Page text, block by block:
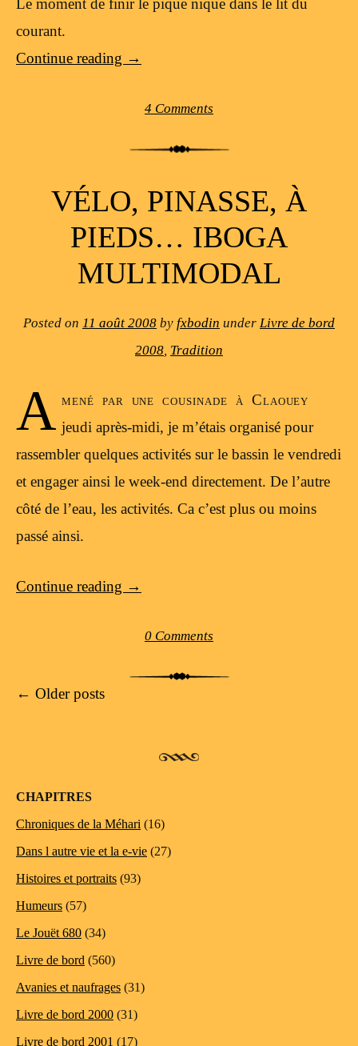
Le moment de finir le pique nique dans le lit du
courant.
Continue reading →
4 Comments
VÉLO, PINASSE, À
PIEDS… IBOGA
MULTIMODAL
Posted on 11 août 2008 by fxbodin under Livre de bord
2008 Tradition
A mené par une cousinade à Claouey
jeudi après-midi, je m’étais organisé pour
rassembler quelques activités sur le bassin le vendredi
et engager ainsi le week-end directement. De l’autre
côté de l’eau, les activités. Ca c’est plus ou moins
passé ainsi.
Continue reading →
0 Comments
Post navigation
← Older posts
CHAPITRES
Chroniques de la Méhari (16)
Dans l autre vie et la e-vie (27)
Histoires et portraits (93)
Humeurs (57)
Le Jouët 680 (34)
Livre de bord (560)
Avanies et naufrages (31)
Livre de bord 2000 (31)
Livre de bord 2001 (17)